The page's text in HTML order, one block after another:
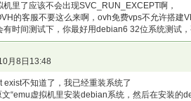
机里了应该不会出现SVC_RUN_EXCEPT啊，
的客服不要这么来啊，ovh免费vps不允许搭建
有时间测试下，你最好用debian6 32位系统测试，
月8日13:48
exist不知道了，我已经重装系统了
文“emu虚拟机里安装debian系统，然后在安装的